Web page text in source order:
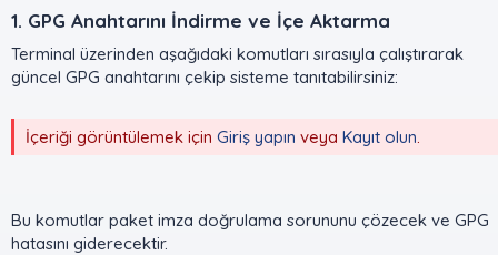
1. GPG Anahtarını İndirme ve İçe Aktarma​
Terminal üzerinden aşağıdaki komutları sırasıyla çalıştırarak
güncel GPG anahtarını çekip sisteme tanıtabilirsiniz:
İçeriği görüntülemek için Giriş yapın veya Kayıt olun.
Bu komutlar paket imza doğrulama sorununu çözecek ve GPG
hatasını giderecektir.